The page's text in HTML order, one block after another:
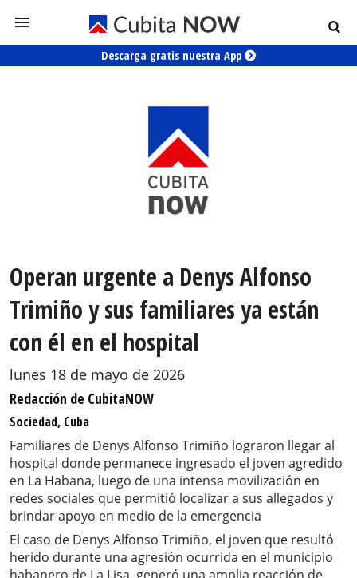
Descarga gratis nuestra App
Operan urgente a Denys Alfonso
Trimiño y sus familiares ya están
con él en el hospital
lunes 18 de mayo de 2026
Redacción de CubitaNOW
Sociedad, Cuba
Familiares de Denys Alfonso Trimiño lograron llegar al
hospital donde permanece ingresado el joven agredido
en La Habana, luego de una intensa movilización en
redes sociales que permitió localizar a sus allegados y
brindar apoyo en medio de la emergencia
El caso de Denys Alfonso Trimiño, el joven que resultó
herido durante una agresión ocurrida en el municipio